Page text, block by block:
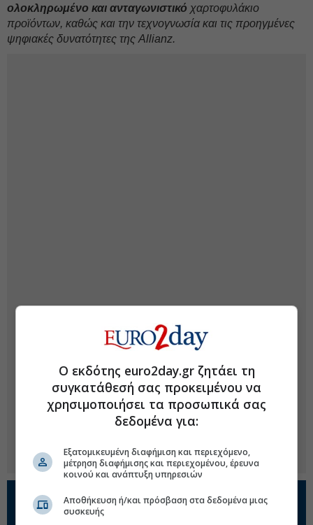
ολοκληρωμένο και ανταγωνιστικό χαρτοφυλάκιο
προϊόντων, καθώς και την τεχνογνωσία και τις προηγμένες
ψηφιακές δυνατότητες της Allianz.
Προσθέστε το Euro2day.grστοGoogle
Discover!
Ο εκδότης euro2day.gr ζητάει τη
συγκατάθεσή σας προκειμένου να
χρησιμοποιήσει τα προσωπικά σας
δεδομένα για:
Εξατομικευμένη διαφήμιση και περιεχόμενο,
μέτρηση διαφήμισης και περιεχομένου, έρευνα
κοινού και ανάπτυξη υπηρεσιών
Αποθήκευση ή/και πρόσβαση στα δεδομένα μιας
συσκευής